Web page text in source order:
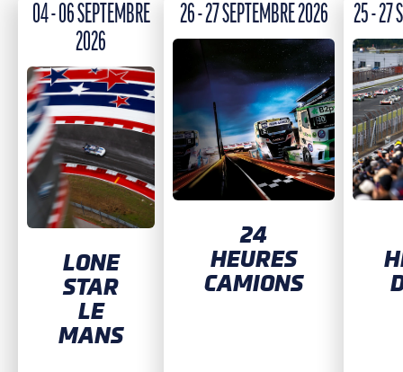
04 - 06 SEPTEMBRE
2026
LONE
STAR
LE
MANS
26 - 27 SEPTEMBRE 2026
24
HEURES
CAMIONS
25 - 27